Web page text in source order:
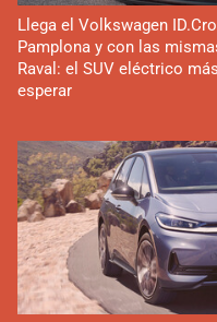
Llega el Volkswagen
Pamplona y con las
Raval: el SUV eléctrico
esperar